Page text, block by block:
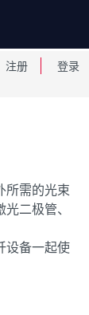
注册 登录
所需的光束
二极管、
设备一起使